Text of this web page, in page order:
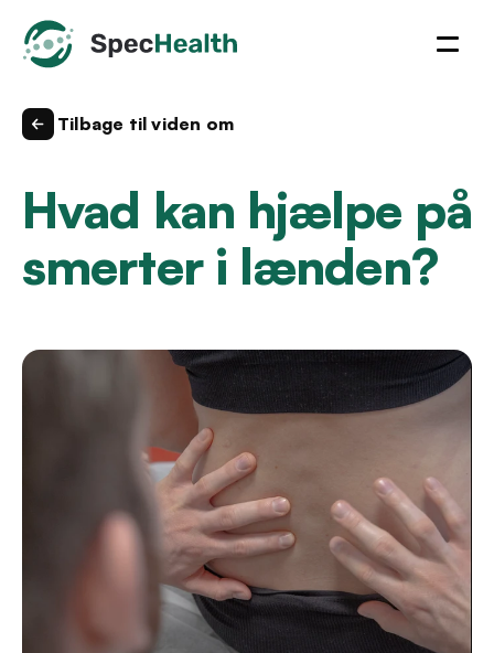
Forside
Teamet
Historien
Bestil tid
Tilbage til viden om
Hvad kan hjælpe på
smerter i lænden?